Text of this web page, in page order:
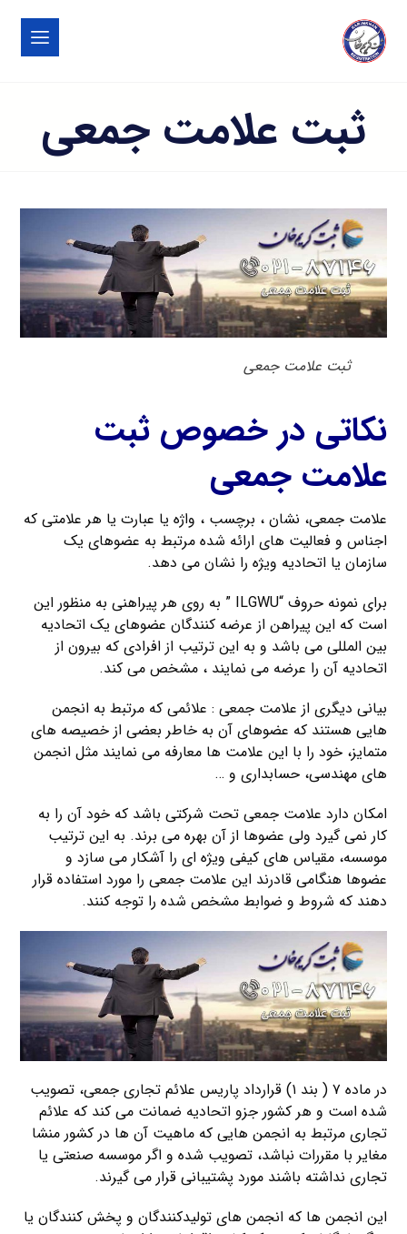
ثبت علامت جمعی
ثبت علامت جمعی
نکاتی در خصوص ثبت
علامت جمعی
علامت جمعی، نشان ، برچسب ، واژه یا عبارت یا هر علامتی که
اجناس و فعالیت های ارائه شده مرتبط به عضوهای یک
سازمان یا اتحادیه ویژه را نشان می دهد.
برای نمونه حروف “ILGWU ” به روی هر پیراهنی به منظور این
است که این پیراهن از عرضه کنندگان عضوهای یک اتحادیه
بین المللی می باشد و به این ترتیب از افرادی که بیرون از
اتحادیه آن را عرضه می نمایند ، مشخص می کند.
بیانی دیگری از علامت جمعی : علائمی که مرتبط به انجمن
هایی هستند که عضوهای آن به خاطر بعضی از خصیصه های
متمایز، خود را با این علامت ها معارفه می نمایند مثل انجمن
های مهندسی، حسابداری و …
امکان دارد علامت جمعی تحت شرکتی باشد که خود آن را به
کار نمی گیرد ولی عضوها از آن بهره می برند. به این ترتیب
موسسه، مقیاس های کیفی ویژه ای را آشکار می سازد و
عضوها هنگامی قادرند این علامت جمعی را مورد استفاده قرار
دهند که شروط و ضوابط مشخص شده را توجه کنند.
در ماده ۷ ( بند ۱) قرارداد پاریس علائم تجاری جمعی، تصویب
شده است و هر کشور جزو اتحادیه ضمانت می کند که علائم
تجاری مرتبط به انجمن هایی که ماهیت آن ها در کشور منشا
مغایر با مقررات نباشد، تصویب شده و اگر موسسه صنعتی یا
تجاری نداشته باشند مورد پشتیبانی قرار می گیرند.
این انجمن ها که انجمن های تولیدکنندگان و پخش کنندگان یا